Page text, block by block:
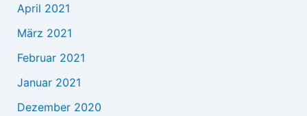
April 2021
März 2021
Februar 2021
Januar 2021
Dezember 2020